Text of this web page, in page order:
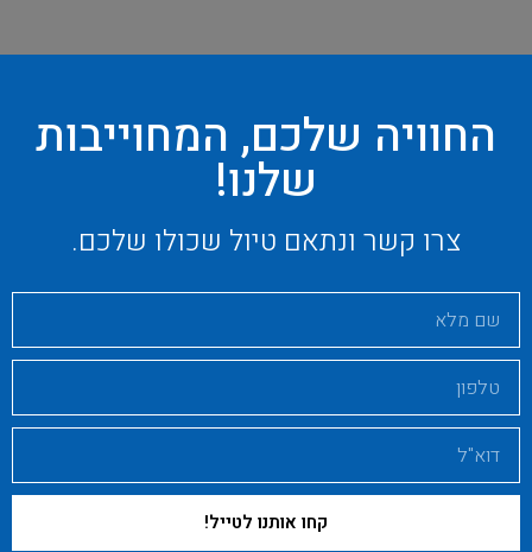
החוויה שלכם, המחוייבות
שלנו!
צרו קשר ונתאם טיול שכולו שלכם.
קחו אותנו לטייל!